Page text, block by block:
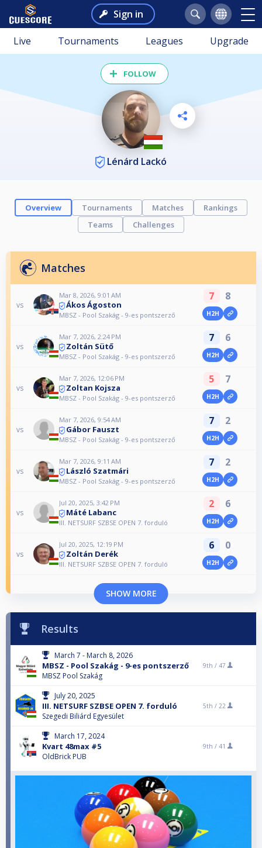
Sign in
Live Tournaments Leagues Upgrade
FOLLOW
Lénárd Lackó
Overview Tournaments Matches
Rankings
Teams
Challenges
Matches
vs
Mar 8, 2026, 9:01 AM
Ákos Ágoston
MBSZ - Pool Szakág - 9-es pontszerző
7 8
H2H
vs
Mar 7, 2026, 2:24 PM
Zoltán Sütő
MBSZ - Pool Szakág - 9-es pontszerző
7 6
H2H
vs
Mar 7, 2026, 12:06 PM
Zoltan Kojsza
MBSZ - Pool Szakág - 9-es pontszerző
5 7
H2H
vs
Mar 7, 2026, 9:54 AM
Gábor Fauszt
MBSZ - Pool Szakág - 9-es pontszerző
7 2
H2H
vs
Mar 7, 2026, 9:11 AM
László Szatmári
MBSZ - Pool Szakág - 9-es pontszerző
7 2
H2H
vs
Jul 20, 2025, 3:42 PM
Máté Labanc
III. NETSURF SZBSE OPEN 7. forduló
2 6
H2H
vs
Jul 20, 2025, 12:19 PM
Zoltán Derék
III. NETSURF SZBSE OPEN 7. forduló
6 0
H2H
SHOW MORE
Results
March 7 - March 8, 2026
MBSZ - Pool Szakág - 9-es pontszerző
MBSZ Pool Szakág
9th / 47
July 20, 2025
III. NETSURF SZBSE OPEN 7. forduló
Szegedi Biliárd Egyesület
5th / 22
March 17, 2024
Kvart 48max #5
OldBrick PUB
9th / 41